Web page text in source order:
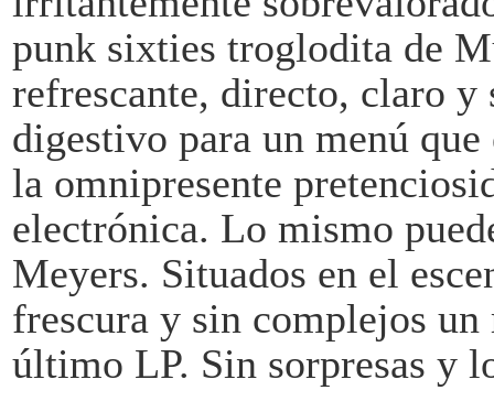
punk sixties troglodita de
refrescante, directo, claro
digestivo para un menú que
la omnipresente
electrónica. Lo mismo
Meyers. Situados en el
frescura y sin complejos
último LP. Sin sorpresas y